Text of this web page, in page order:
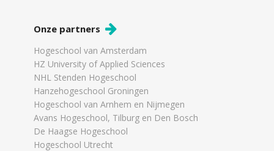
Onze partners
Hogeschool van Amsterdam
HZ University of Applied Sciences
NHL Stenden Hogeschool
Hanzehogeschool Groningen
Hogeschool van Arnhem en Nijmegen
Avans Hogeschool, Tilburg en Den Bosch
De Haagse Hogeschool
Hogeschool Utrecht